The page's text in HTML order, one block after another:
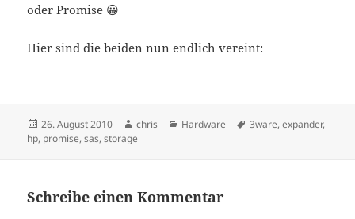
oder Promise 😀
Hier sind die beiden nun endlich vereint:
Veröffentlicht
am
26. August 2010 Autor
chris Kategorien
Hardware Schlagwörter
3ware,expander,
hp, promise,sas,storage
Schreibe einen Kommentar